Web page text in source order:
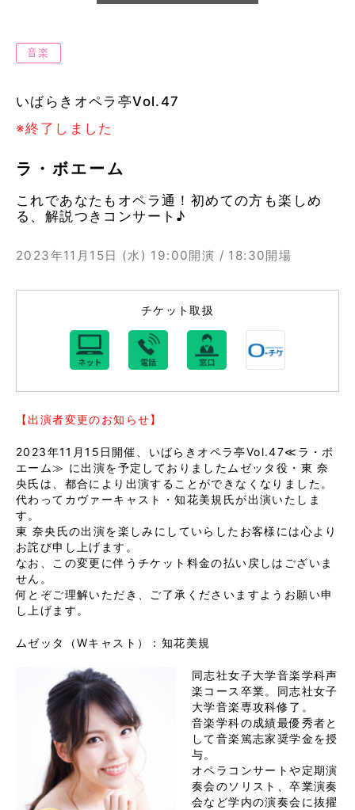
音楽
いばらきオペラ亭Vol.47
※終了しました
ラ・ボエーム
これであなたもオペラ通！初めての方も楽しめ
る、解説つきコンサート♪
2023年11月15日 (水) 19:00開演 / 18:30開場
チケット取扱
【出演者変更のお知らせ】
2023年11月15日開催、いばらきオペラ亭Vol.47≪ラ・ボ
エーム≫ に出演を予定しておりましたムゼッタ役・東 奈
央氏は、都合により出演することができなくなりました。
代わってカヴァーキャスト・知花美規氏が出演いたしま
す。
東 奈央氏の出演を楽しみにしていらしたお客様には心より
お詫び申し上げます。
なお、この変更に伴うチケット料金の払い戻しはございま
せん。
何とぞご理解いただき、ご了承くださいますようお願い申
し上げます。
ムゼッタ（Wキャスト）：知花美規
同志社女子大学音楽学科声
楽コース卒業。同志社女子
大学音楽専攻科修了。
音楽学科の成績最優秀者と
して音楽篤志家奨学金を授
与。
オペラコンサートや定期演
奏会のソリスト、卒業演奏
会など学内の演奏会に抜擢